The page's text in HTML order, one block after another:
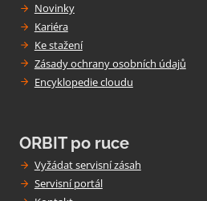
Novinky
Kariéra
Ke stažení
Zásady ochrany osobních údajů
Encyklopedie cloudu
ORBIT po ruce
Vyžádat servisní zásah
Servisní portál